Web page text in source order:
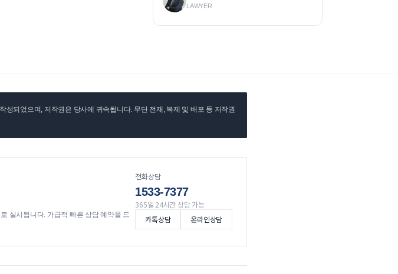
LAWYER
되었으며, 저작권은 당사에 귀속됩니다. 무단 전재, 복제 및 배포 등 저작권
실시됩니다. 가급적 빠른 상담 예약을 드
전화상담
1533-7377
365일 24시간 상담 가능
카톡상담
온라인상담